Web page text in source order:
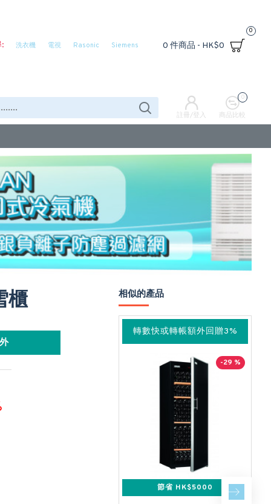
: 洗衣機 電視 Rasonic Siemens 0 件商品 - HK$0
0
註冊/登入 商品比較
0
櫃 相似的產品
轉數快或轉帳額外回贈3%
-29 %
節省 HK$5000